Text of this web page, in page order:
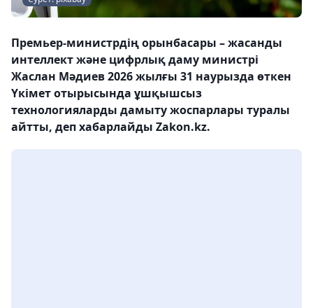
Премьер-министрдің орынбасары – жасанды
интеллект және цифрлық даму министрі
Жаслан Мәдиев 2026 жылғы 31 наурызда өткен
Үкімет отырысында ұшқышсыз
технологияларды дамыту жоспарлары туралы
айтты, деп хабарлайды Zakon.kz.